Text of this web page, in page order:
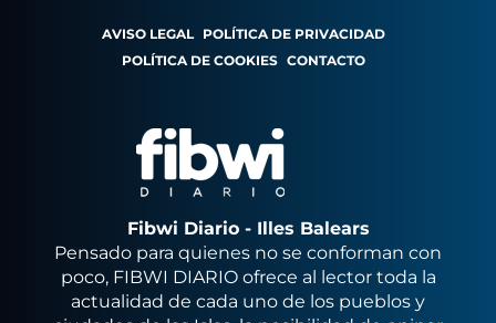
AVISO LEGAL POLÍTICA DE PRIVACIDAD
POLÍTICA DE COOKIES CONTACTO
Fibwi Diario - Illes Balears
Pensado para quienes no se conforman con
poco, FIBWI DIARIO ofrece al lector toda la
actualidad de cada uno de los pueblos y